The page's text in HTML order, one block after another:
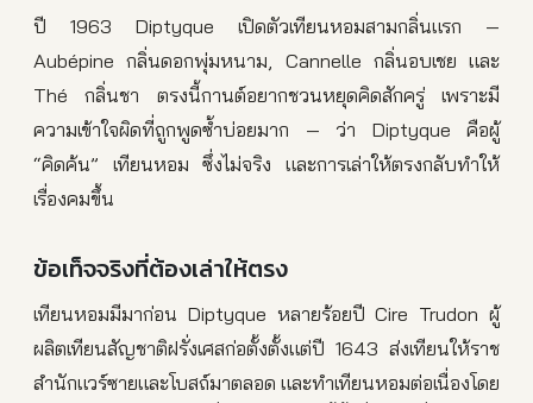
ปี 1963 Diptyque เปิดตัวเทียนหอมสามกลิ่นแรก —
Aubépine กลิ่นดอกพุ่มหนาม, Cannelle กลิ่นอบเชย และ
Thé กลิ่นชา ตรงนี้กานต์อยากชวนหยุดคิดสักครู่ เพราะมี
ความเข้าใจผิดที่ถูกพูดซ้ำบ่อยมาก — ว่า Diptyque คือผู้
“คิดค้น” เทียนหอม ซึ่งไม่จริง และการเล่าให้ตรงกลับทำให้
เรื่องคมขึ้น
ข้อเท็จจริงที่ต้องเล่าให้ตรง
เทียนหอมมีมาก่อน Diptyque หลายร้อยปี Cire Trudon ผู้
ผลิตเทียนสัญชาติฝรั่งเศสก่อตั้งตั้งแต่ปี 1643 ส่งเทียนให้ราช
สำนักแวร์ซายและโบสถ์มาตลอด และทำเทียนหอมต่อเนื่องโดย